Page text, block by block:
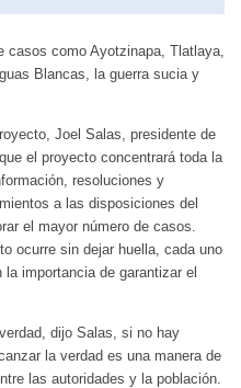
como Ayotzinapa, Tlatlaya,
Blancas, la guerra sucia y
Joel Salas, presidente de
el proyecto concentrará toda la
resoluciones y
a las disposiciones del
el mayor número de casos.
ocurre sin dejar huella, cada uno
importancia de garantizar el
dijo Salas, si no hay
la verdad es una manera de
las autoridades y la población.